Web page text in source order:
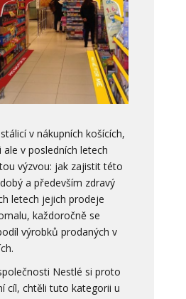
v nákupních košících,
v posledních letech
výzvou: jak zajistit této
a především zdravý
letech jejich prodeje
každoročně se
výrobků prodaných v
Nestlé si proto
cíl, chtěli tuto kategorii u